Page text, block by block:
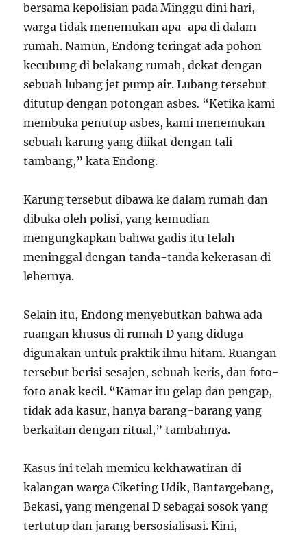
bersama kepolisian pada Minggu dini hari,
warga tidak menemukan apa-apa di dalam
rumah. Namun, Endong teringat ada pohon
kecubung di belakang rumah, dekat dengan
sebuah lubang jet pump air. Lubang tersebut
ditutup dengan potongan asbes. “Ketika kami
membuka penutup asbes, kami menemukan
sebuah karung yang diikat dengan tali
tambang,” kata Endong.
Karung tersebut dibawa ke dalam rumah dan
dibuka oleh polisi, yang kemudian
mengungkapkan bahwa gadis itu telah
meninggal dengan tanda-tanda kekerasan di
lehernya.
Selain itu, Endong menyebutkan bahwa ada
ruangan khusus di rumah D yang diduga
digunakan untuk praktik ilmu hitam. Ruangan
tersebut berisi sesajen, sebuah keris, dan foto-
foto anak kecil. “Kamar itu gelap dan pengap,
tidak ada kasur, hanya barang-barang yang
berkaitan dengan ritual,” tambahnya.
Kasus ini telah memicu kekhawatiran di
kalangan warga Ciketing Udik, Bantargebang,
Bekasi, yang mengenal D sebagai sosok yang
tertutup dan jarang bersosialisasi. Kini,